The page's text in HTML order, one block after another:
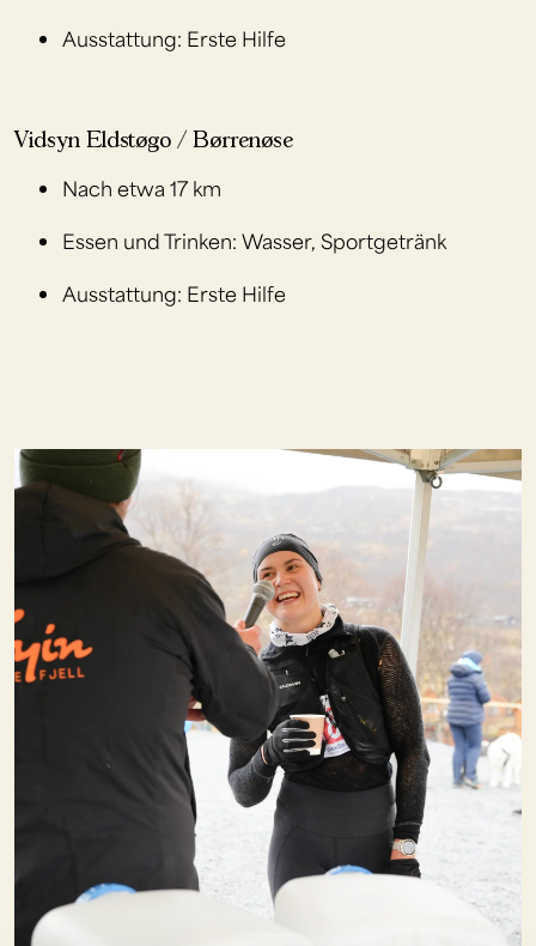
Ausstattung: Erste Hilfe
Vidsyn Eldstøgo / Børrenøse
Nach etwa 17 km
Essen und Trinken: Wasser, Sportgetränk
Ausstattung: Erste Hilfe